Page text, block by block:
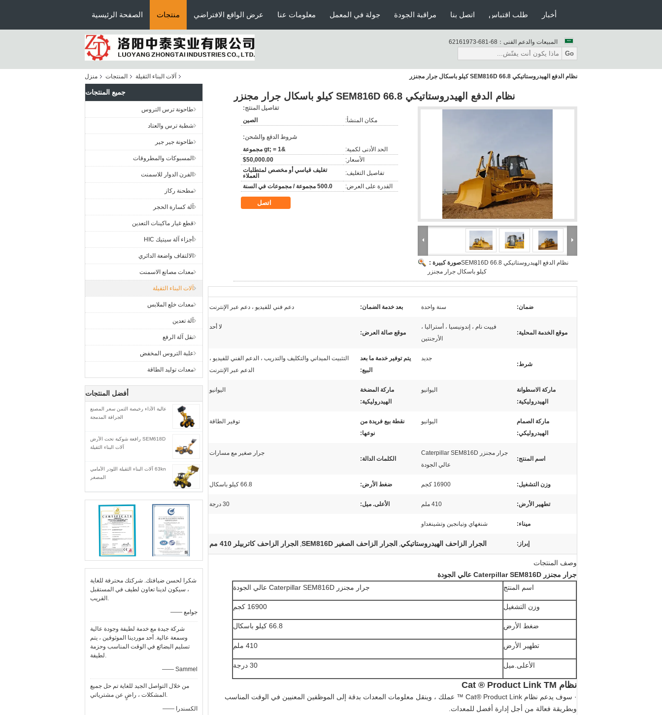
الصفحة الرئيسية منتجات عرض الواقع الافتراضي معلومات عنا جولة في المعمل مراقبة الجودة اتصل بنا طلب اقتباس أخبار
المبيعات والدعم الفنى： 86-186-37916126
Go
منزل المنتجات آلات البناء الثقيلة نظام الدفع الهيدروستاتيكي SEM816D 66.8 كيلو باسكال جرار مجنزر
جميع المنتجات
طاحونة ترس التروس
شطبة ترس والعتاد
طاحونة جير جير
المسبوكات والمطروقات
الفرن الدوار للاسمنت
مطحنة ركاز
آلة كسارة الحجر
قطع غيار ماكينات التعدين
أجزاء آلة سيتيك HIC
الالتفاف واضعة الدائري
معدات مصانع الاسمنت
آلات البناء الثقيلة
معدات خلع الملابس
آلة تعدين
نقل آلة الرفع
علبة التروس المخفض
معدات توليد الطاقة
أفضل المنتجات
عالية الأداء رخيصة الثمن سعر المصنع
الجرافة المدمجة
SEM618D رافعة شوكية تحت الأرض
آلات البناء الثقيلة
63kn آلات البناء الثقيلة اللودر الأمامي
المصغر
شكرا لحسن ضيافتك. شركتك محترفة للغاية
، سيكون لدينا تعاون لطيف في المستقبل
القريب.
—— جوامع
شركة جيدة مع خدمة لطيفة وجودة عالية
وسمعة عالية. أحد موردينا الموثوقين ، يتم
تسليم البضائع في الوقت المناسب وحزمة
لطيفة.
—— Sammel
من خلال التواصل الجيد للغاية تم حل جميع
المشكلات ، راضٍ عن مشترياتي.
—— الكسندرا
نظام الدفع الهيدروستاتيكي SEM816D 66.8 كيلو باسكال جرار مجنزر
صورة كبيرة :نظام الدفع الهيدروستاتيكي SEM816D 66.8
كيلو باسكال جرار مجنزر
تفاصيل المنتج:
مكان المنشأ:
الصين
شروط الدفع والشحن:
الحد الأدنى لكمية:
&gt; = 1 مجموعة
الأسعار:
$50,000.00
تفاصيل التغليف:
تغليف قياسي أو مخصص لمتطلبات
العملاء
القدرة على العرض:
500.0 مجموعة / مجموعات في السنة
اتصل
ضمان: سنة واحدة بعد خدمة الضمان: دعم فني للفيديو ، دعم عبر الإنترنت
موقع الخدمة المحلية:
فييت نام ، إندونيسيا ، أستراليا ،
الأرجنتين
موقع صالة العرض:
لا أحد
شرط:
جديد
يتم توفير خدمة ما بعد
البيع:
التثبيت الميداني والتكليف والتدريب ، الدعم الفني للفيديو ،
الدعم عبر الإنترنت
ماركة الاسطوانة
الهيدروليكية:
اليوانيو
ماركة المضخة
الهيدروليكية:
اليوانيو
ماركة الصمام
الهيدروليكي:
اليوانيو
نقطة بيع فريدة من
نوعها:
توفير الطاقة
اسم المنتج:
جرار مجنزر Caterpillar SEM816D
عالي الجودة
الكلمات الدالة:
جرار صغير مع مسارات
وزن التشغيل: 16900 كجم ضغط الأرض: 66.8 كيلو باسكال
تطهير الأرض: 410 ملم الأعلى. ميل: 30 درجة
ميناء: شنغهاي وتيانجين وتشينغداو
إبراز: الجرار الزاحف الهيدروستاتيكي, الجرار الزاحف الصغير SEM816D , الجرار الزاحف كاتربيلر 410 مم
وصف المنتجات
جرار مجنزر Caterpillar SEM816D عالي الجودة
اسم المنتج
جرار مجنزر Caterpillar SEM816D عالي الجودة
وزن التشغيل 16900 كجم
ضغط الأرض 66.8 كيلو باسكال
تطهير الأرض 410 ملم
الأعلى.ميل 30 درجة
نظام Cat ® Product Link TM
· سوف يدعم نظام Cat® Product Link ™ عملك ، وينقل معلومات المعدات بدقة إلى الموظفين المعنيين في الوقت المناسب
وبطريقة فعالة من أجل إدارة أفضل للمعدات.